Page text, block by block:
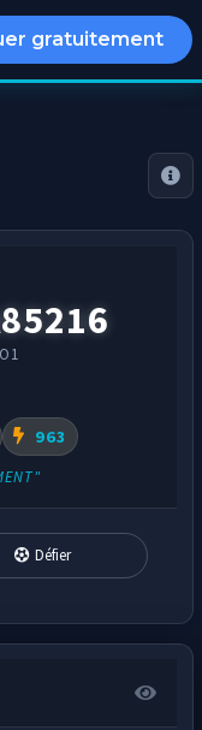
gratuitement
963
Défier